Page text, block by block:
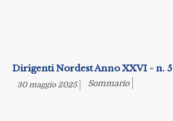
Dirigenti Nordest Anno XXVI - n. 5
30 maggio 2025 Sommario